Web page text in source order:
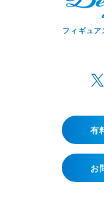
フィギュ
有
お